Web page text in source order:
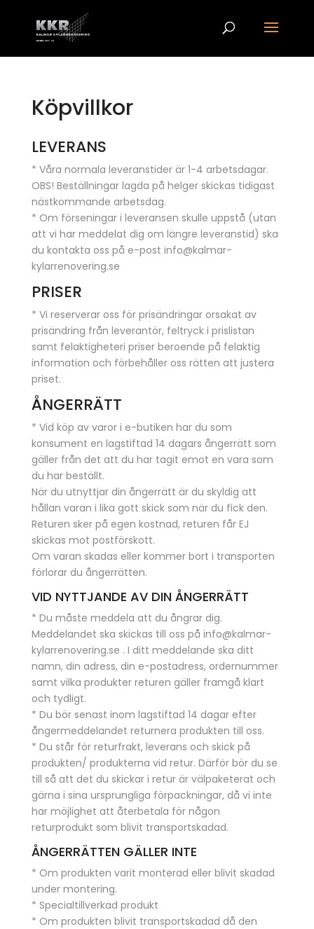
Köpvillkor
LEVERANS
* Våra normala leveranstider är 1-4 arbetsdagar.
OBS! Beställningar lagda på helger skickas tidigast
nästkommande arbetsdag.
* Om förseningar i leveransen skulle uppstå (utan
att vi har meddelat dig om längre leveranstid) ska
du kontakta oss på e-post info@kalmar-
kylarrenovering.se
PRISER
* Vi reserverar oss för prisändringar orsakat av
prisändring från leverantör, feltryck i prislistan
samt felaktigheteri priser beroende på felaktig
information och förbehåller oss rätten att justera
priset.
ÅNGERRÄTT
* Vid köp av varor i e-butiken har du som
konsument en lagstiftad 14 dagars ångerrätt som
gäller från det att du har tagit emot en vara som
du har beställt.
När du utnyttjar din ångerrätt är du skyldig att
hållan varan i lika gott skick som när du fick den.
Returen sker på egen kostnad, returen får EJ
skickas mot postförskott.
Om varan skadas eller kommer bort i transporten
förlorar du ångerrätten.
VID NYTTJANDE AV DIN ÅNGERRÄTT
* Du måste meddela att du ångrar dig.
Meddelandet ska skickas till oss på info@kalmar-
kylarrenovering.se . I ditt meddelande ska ditt
namn, din adress, din e-postadress, ordernummer
samt vilka produkter returen gäller framgå klart
och tydligt.
* Du bör senast inom lagstiftad 14 dagar efter
ångermeddelandet returnera produkten till oss.
* Du står för returfrakt, leverans och skick på
produkten/ produkterna vid retur. Därför bör du se
till så att det du skickar i retur är välpaketerat och
gärna i sina ursprungliga förpackningar, då vi inte
har möjlighet att återbetala för någon
returprodukt som blivit transportskadad.
ÅNGERRÄTTEN GÄLLER INTE
* Om produkten varit monterad eller blivit skadad
under montering.
* Specialtillverkad produkt
* Om produkten blivit transportskadad då den